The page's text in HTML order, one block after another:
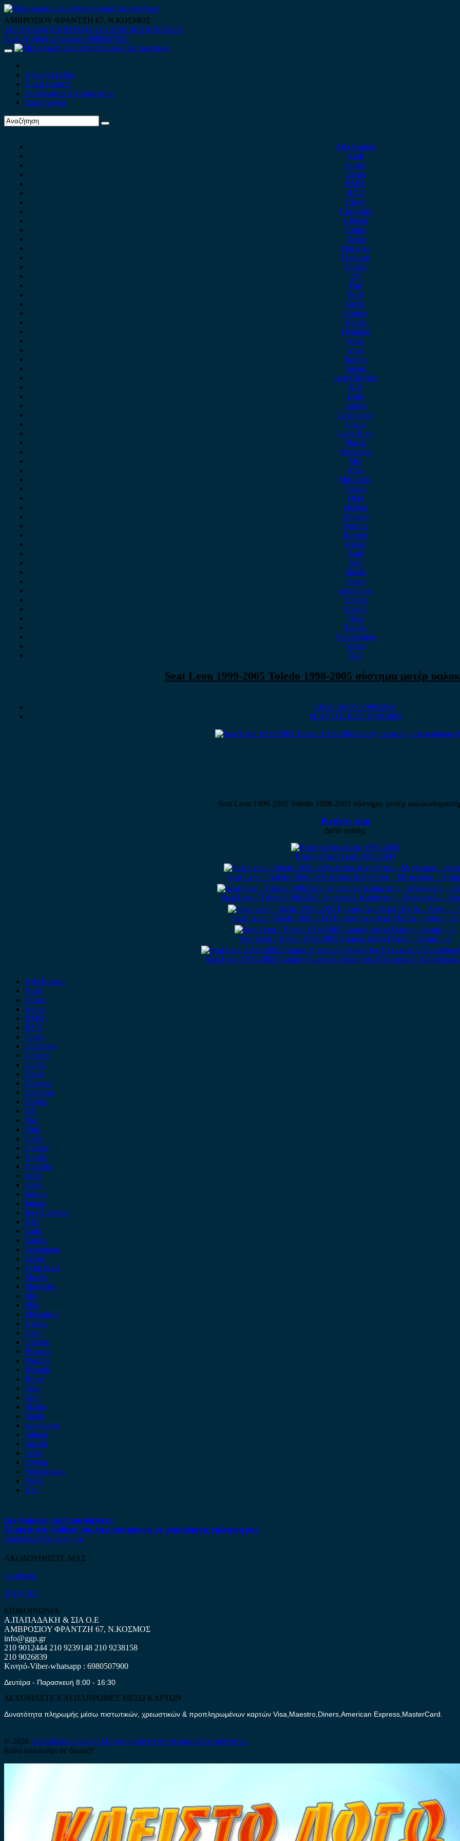
Skip
to
content
ΑΜΒΡΟΣΙΟΥ ΦΡΑΝΤΖΗ 67, Ν.ΚΟΣΜΟΣ
210 9012444 210 9239148 210 9238158 210 9026839
Κινητό-Viber-whatsapp : 6980507900
Primary
Αρχική Σελίδα
Ποιοί είμαστε
Ανταλλακτικά Αυτοκινήτων
Επικοινωνία
Alfa Romeo
Audi
Austin
Acura
BMW
BYD
Chery
Chevrolet
Citroen
Cupra
Dacia
Daewoo
Daihatsu
Dodge
DS
Fiat
Ford
Geely
Gonow
Honda
Hyundai
Isuzu
iveco
Jaecoo
Jaguar
Jeep Chrysler
KIA
Lada
Lancia
Leapmotor
Lexus
Lynk & co
Mazda
Mercedes
MG
Mini
Mitsubishi
Nissan
Opel
Omoda
Peugeot
Porsche
Renault
Rover
Saab
Seat
Skoda
Smart
ssangyong
Subaru
Suzuki
Tesla
Toyota
Volkswagen
Volvo
Xev
Seat Leon 1999-2005 Toledo 1998-2005 σύστημα μοτέρ
SEAT LEON 1999-2005
SEAT TOLEDO 1998-2005
Seat Leon 1999-2005 Toledo 1998-2005 σύστημα μοτέρ
Ρωτήστε τιμή
Δείτε επίσης
Εταζέρα Seat Leon 1999-2005
Seat Leon / Toledo 1998-2005 Δεξιός Καθρέπτης – Μηχανικός –
Seat Leon / Toledo 1998-2005 Αριστερός Καθρέπτης – Μηχανικός –
Seat Leon / Toledo 1998-2005 Εμπρός Αριστερή Πόρτα – Ασημί – Α
Seat Leon / Toledo 1998-2005 Εμπρός Δεξιά Πόρτα – Ασημί – Α
Seat Leon 1999-2005 Εμπρός Αριστερός Διακόπτης Ηλεκτρικού Παραθύρου
Alfa Romeo
Audi
Austin
Acura
BMW
BYD
Chery
Chevrolet
Citroen
Cupra
Dacia
Daewoo
Daihatsu
Dodge
DS
Fiat
Ford
Geely
Gonow
Honda
Hyundai
Isuzu
iveco
Jaecoo
Jaguar
Jeep Chrysler
KIA
Lada
Lancia
Leapmotor
Lexus
Lynk & co
Mazda
Mercedes
MG
Mini
Mitsubishi
Nissan
Opel
Omoda
Peugeot
Porsche
Renault
Rover
Saab
Seat
Skoda
Smart
ssangyong
Subaru
Suzuki
Tesla
Toyota
Volkswagen
Volvo
Xev
Δεν βρήκατε αυτό που ψάχνετε;
Είμαστε στη διάθεση σας να απαντήσουμε σε οποιαδήποτε ερώτηση σας.
Επικοινωνήστε μαζί μας
ΑΚΟΛΟΥΘΗΣΤΕ ΜΑΣ
Facebook
ΧΑΡΤΗΣ
ΕΠΙΚΟΙΝΩΝΙΑ
Α.ΠΑΠΑΔΑΚΗ & ΣΙΑ Ο.Ε
ΑΜΒΡΟΣΙΟΥ ΦΡΑΝΤΖΗ 67, Ν.ΚΟΣΜΟΣ
info@ggp.gr
210 9012444 210 9239148 210 9238158
210 9026839
Κινητό-Viber-whatsapp : 6980507900
Δευτέρα - Παρασκευή 8:00 - 16:30
ΔΕΧΟΜΑΣΤΕ ΚΑΙ ΠΛΗΡΩΜΕΣ ΜΕΣΩ ΚΑΡΤΩΝ
Δυνατότητα πληρωμής μέσω πιστωτικών, χρεωστικών & προπληρωμένων καρτών Visa,Maestro,Diners,American Express,MasterCard.
© 2026 antallaktika-online.grΜεταχειρισμένα Ανταλλακτικά Αυτοκινήτων
Καλό καλοκαίρι σε όλους!!